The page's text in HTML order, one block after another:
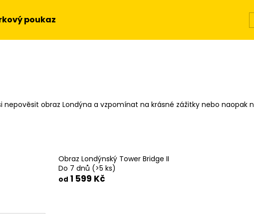
poukaz
obraz Londýna a vzpomínat na krásné zážitky nebo
Obraz Londýnský Tower Bridge II
Do 7 dnů (>5 ks)
od 1 599 Kč